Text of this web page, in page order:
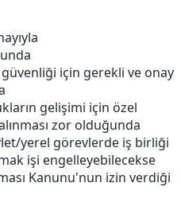
için gerekli ve onay
gelişimi için özel
zor olduğunda
yerel görevlerde iş birliği
işi engelleyebilecekse
Kanunu'nun izin verdiği